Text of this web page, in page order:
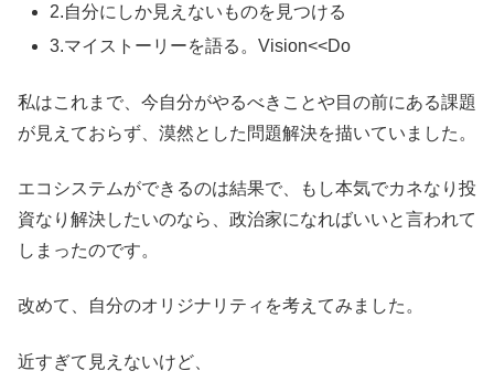
2.自分にしか見えないものを見つける
3.マイストーリーを語る。Vision<<Do
私はこれまで、今自分がやるべきことや目の前にある課題
が見えておらず、漠然とした問題解決を描いていました。
エコシステムができるのは結果で、もし本気でカネなり投
資なり解決したいのなら、政治家になればいいと言われて
しまったのです。
改めて、自分のオリジナリティを考えてみました。
近すぎて見えないけど、